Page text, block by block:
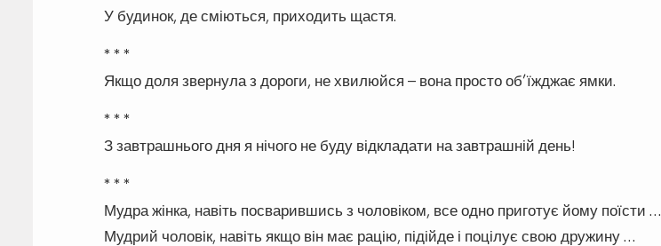
У будинок, де сміються, приходить щастя.
* * *
Якщо доля звернула з дороги, не хвилюйся – вона просто об’їжджає ямки.
* * *
З завтрашнього дня я нічого не буду відкладати на завтрашній день!
* * *
Мудра жінка, навіть посварившись з чоловіком, все одно приготує йому поїсти …
Мудрий чоловік, навіть якщо він має рацію, підійде і поцілує свою дружину …